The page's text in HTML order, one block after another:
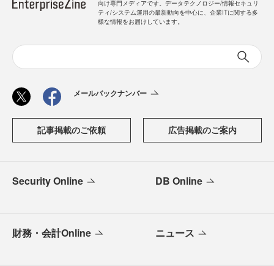
向け専門メディアです。データテクノロジー/情報セキュリ
ティ/システム運用の最新動向を中心に、企業ITに関する多
様な情報をお届けしています。
メールバックナンバー
記事掲載のご依頼 広告掲載のご案内
Security Online DB Online
財務・会計Online ニュース